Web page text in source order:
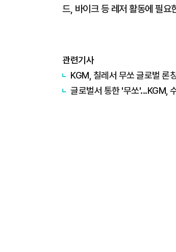
드, 바이크 등 레저 활동에 필요
관련기사
KGM, 칠레서 무쏘 글로벌 론
글로벌서 통한 '무쏘'...KGM,